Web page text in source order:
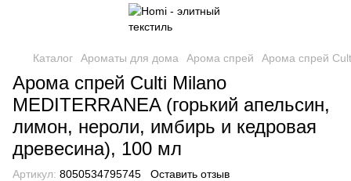
Каталог Ароматы для дома Арома спрей Арома спрей
Арома спрей Culti Milano
MEDITERRANEA (горький апельсин,
лимон, нероли, имбирь и кедровая
древесина), 100 мл
Артикул: 8050534795745 Оставить отзыв